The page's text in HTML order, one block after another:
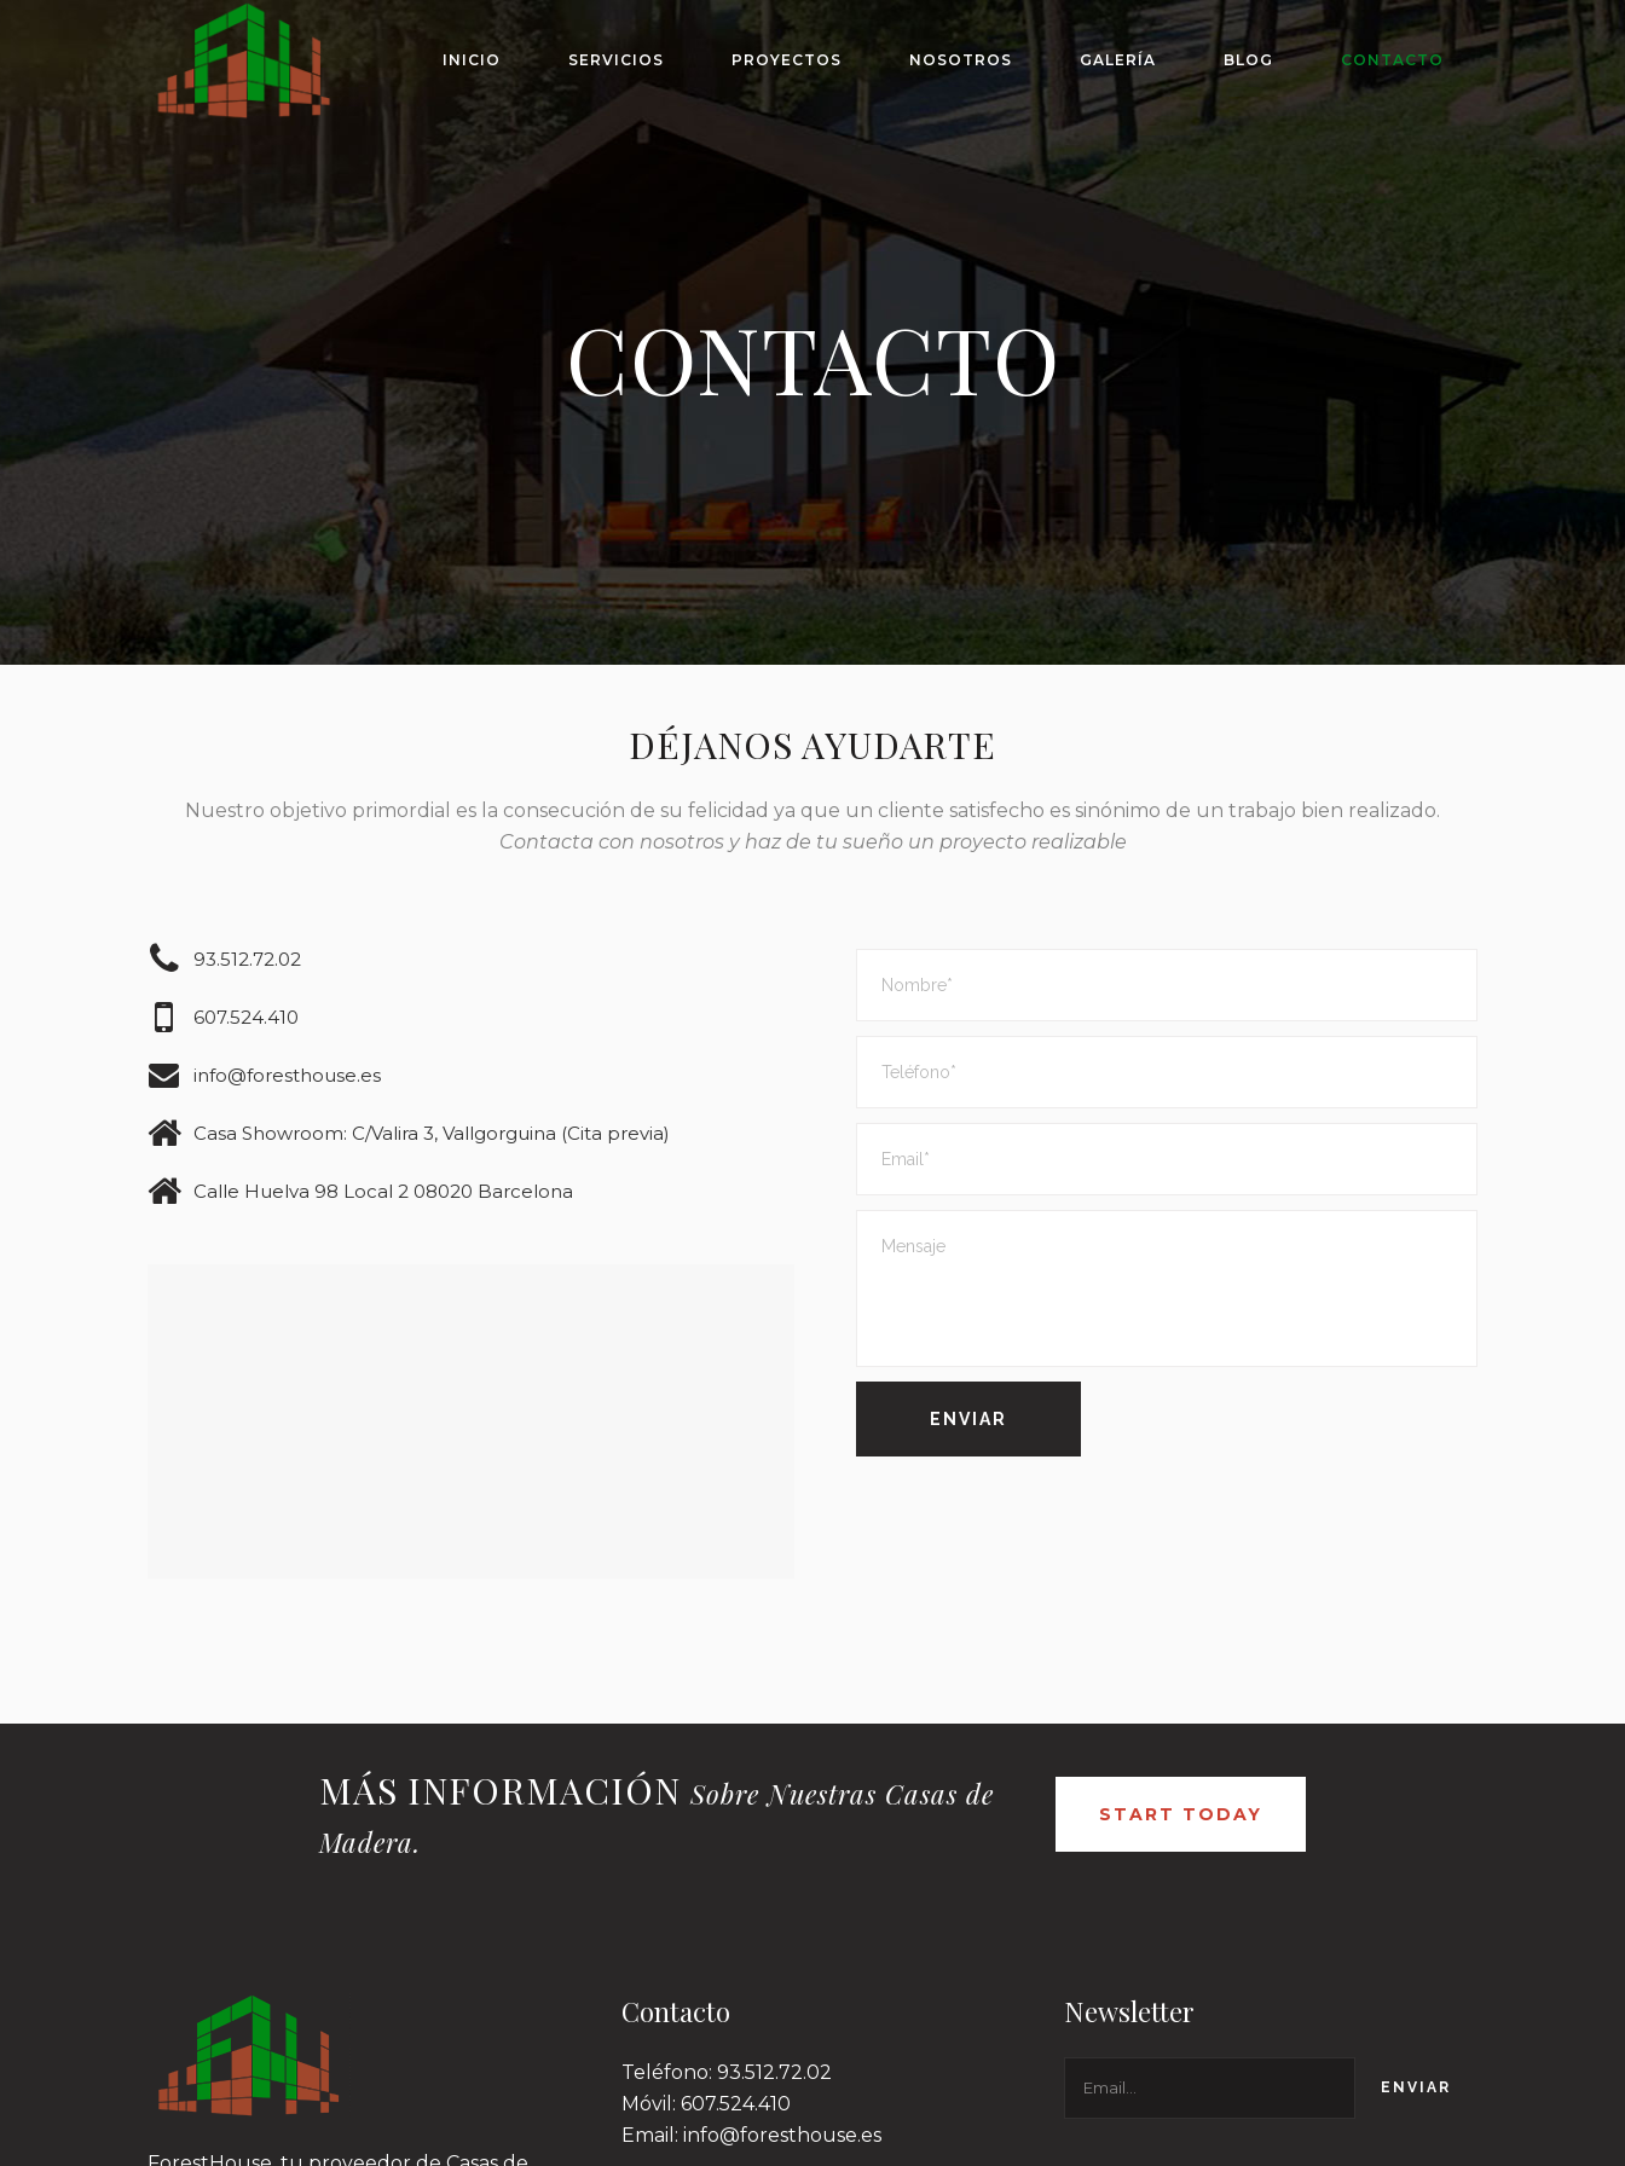
INICIO SERVICIOS PROYECTOS NOSOTROS GALERÍA BLOG CONTACTO
CONTACTO
DÉJANOS AYUDARTE
Nuestro objetivo primordial es la consecución de su felicidad ya que un cliente satisfecho es sinónimo de un trabajo bien realizado.
Contacta con nosotros y haz de tu sueño un proyecto realizable
93.512.72.02
607.524.410
info@foresthouse.es
Casa Showroom: C/Valira 3, Vallgorguina (Cita previa)
Calle Huelva 98 Local 2 08020 Barcelona
MÁS INFORMACIÓNSobre Nuestras Casas de
Madera.
START TODAY
Contacto
Teléfono: 93.512.72.02
Móvil: 607.524.410
Email: info@foresthouse.es
Newsletter